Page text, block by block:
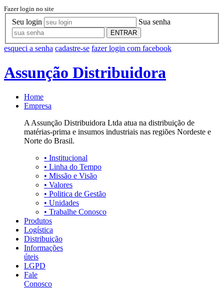
Fazer login no site
Seu login Sua senha
ENTRAR
esqueci a senha cadastre-se fazer login com facebook
Assunção Distribuidora
Home
Empresa
A Assunção Distribuidora Ltda atua na distribuição de
matérias-prima e insumos industriais nas regiões Nordeste e
Norte do Brasil.
• Institucional
• Linha do Tempo
• Missão e Visão
• Valores
• Politica de Gestão
• Unidades
• Trabalhe Conosco
Produtos
Logística
Distribuição
Informações
úteis
LGPD
Fale
Conosco